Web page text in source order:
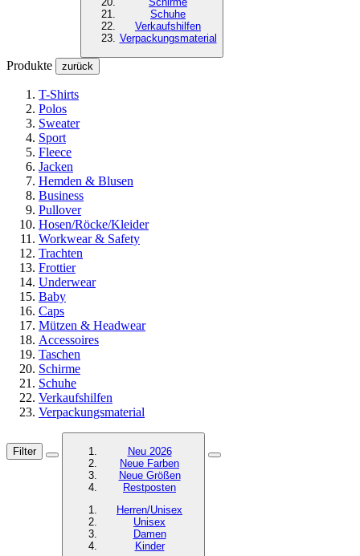
Schuhe
Verkaufshilfen
Verpackungsmaterial
Produkte zurück
T-Shirts
Polos
Sweater
Sport
Fleece
Jacken
Hemden & Blusen
Business
Pullover
Hosen/Röcke/Kleider
Workwear & Safety
Trachten
Frottier
Underwear
Baby
Caps
Mützen & Headwear
Accessoires
Taschen
Schirme
Schuhe
Verkaufshilfen
Verpackungsmaterial
Filter
Neu 2026
Neue Farben
Neue Größen
Restposten
Herren/Unisex
Unisex
Damen
Kinder